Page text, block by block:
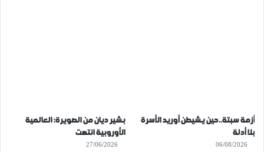
أزمة سبتة..حين يشيطن أوريد الأسرة
بلا أدلة
06/08/2026
بشير ديان من الصويرة: العالمية
الأوروبية انتهت
27/06/2026